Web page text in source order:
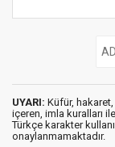
UYARI: Küfür,
içeren, imla kuralları ile
Türkçe karakter
onaylanmamaktadır.